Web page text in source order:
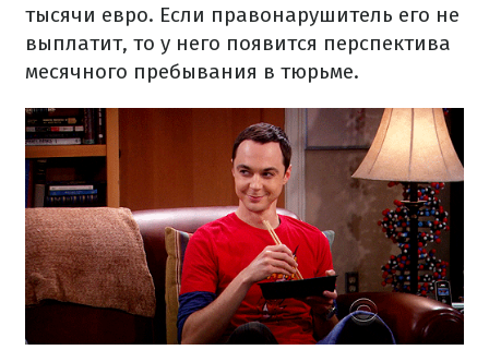
тысячи евро. Если правонарушитель его не
выплатит, то у него появится перспектива
месячного пребывания в тюрьме.